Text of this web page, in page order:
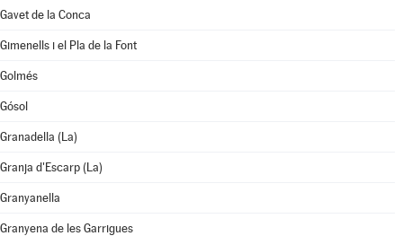
Gavet de la Conca
Gimenells i el Pla de la Font
Golmés
Gósol
Granadella (La)
Granja d'Escarp (La)
Granyanella
Granyena de les Garrigues